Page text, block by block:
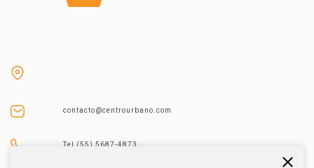
contacto@centrourbano.com
Tel (55) 5687-4873